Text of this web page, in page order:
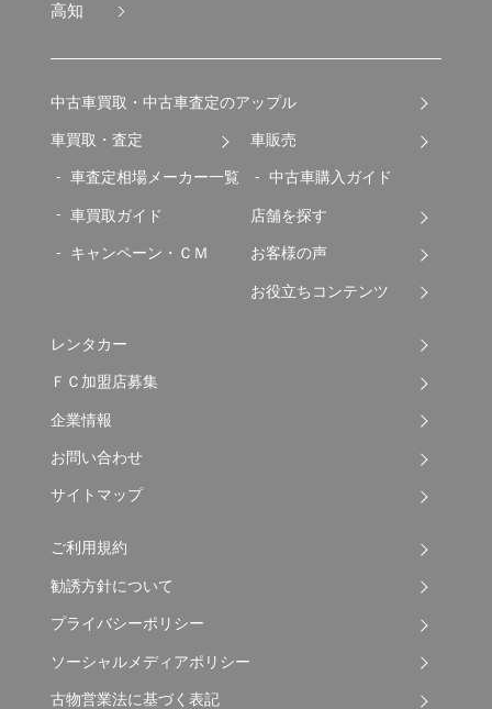
高知
中古車買取・中古車査定のアップル
車買取・査定
車査定相場メーカー一覧
車買取ガイド
キャンペーン・ＣＭ
車販売
中古車購入ガイド
店舗を探す
お客様の声
お役立ちコンテンツ
レンタカー
ＦＣ加盟店募集
企業情報
お問い合わせ
サイトマップ
ご利用規約
勧誘方針について
プライバシーポリシー
ソーシャルメディアポリシー
古物営業法に基づく表記